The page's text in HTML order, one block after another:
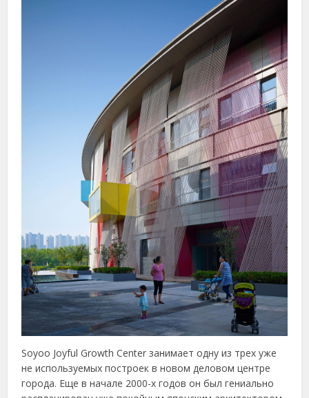
Soyoo Joyful Growth Center занимает одну из трех уже
не используемых построек в новом деловом центре
города. Еще в начале 2000-х годов он был гениально